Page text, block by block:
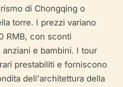
di Chongqing o
torre. I prezzi variano
RMB, con sconti
e bambini. I tour
prestabiliti e forniscono
dell'architettura della